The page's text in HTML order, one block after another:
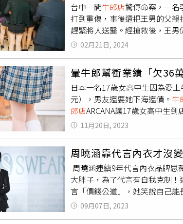
判，王父發現兒子頭部重傷送
導致顱內出血、腦腫脹，臉部
罪》移送台中地檢署。檢方聲
台中一間牛郎店驚傳命案，一
打到重傷，事後還把王男的父
趕緊將人送醫。經搶救後，王
神似曾演出韓劇《黑暗榮耀》的
向李男借錢，債務利滾利到
缸猛砸王男，把人打到重傷。
父親一開始還沒有發現倒在沙發
仍宣告不治。全案依傷害致死
02月21日, 2024
暈牛郎幫衝業績「欠36
日本一名17歲女高中生因為愛
元），男友還要她下海還債。 牛
郎店ARCANA讓17歲女高中生
光顧。女高中生表示，她跟牛
解，女高中生到店34天，酒水
要她下海賺錢，她2個月跟50
體，給骯髒的陌生人。事發後，
被逮捕。店長稱，不知道女高
消費，但因為負擔不起花費，
去年她已被懲處停職。
11月20日, 2023
周曉涵靠代言內衣才沒
周曉涵連續9年代言內衣品牌思
大胖子，為了代言有自我克制
言「價錢公道」，她笑說自己
內衣品牌，7日穿上該品牌秋冬
被注視，她說：「說實在話，
09月07日, 2023